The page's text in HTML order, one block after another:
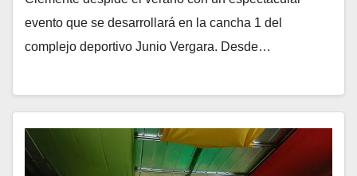
evento que se desarrollará en la cancha 1 del
complejo deportivo Junio Vergara. Desde…